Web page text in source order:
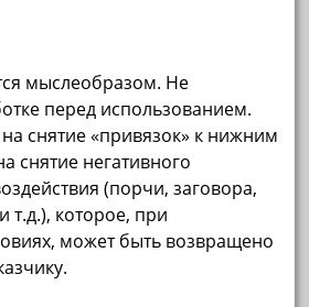
мыслеобразом. Не
перед использованием.
снятие «привязок» к нижним
снятие негативного
(порчи, заговора,
т.д.), которое, при
может быть возвращено